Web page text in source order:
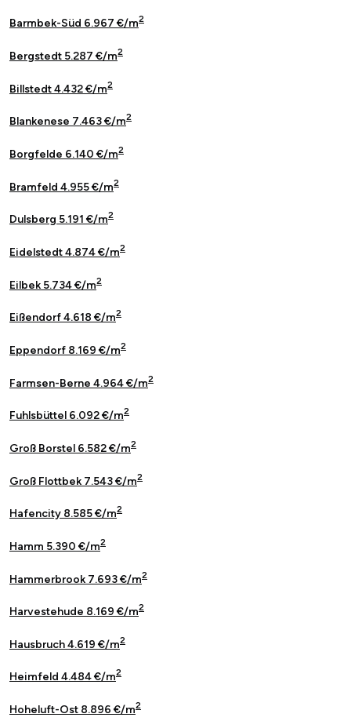
Barmbek-Süd 6.967 €/m2
Bergstedt 5.287 €/m2
Billstedt 4.432 €/m2
Blankenese 7.463 €/m2
Borgfelde 6.140 €/m2
Bramfeld 4.955 €/m2
Dulsberg 5.191 €/m2
Eidelstedt 4.874 €/m2
Eilbek 5.734 €/m2
Eißendorf 4.618 €/m2
Eppendorf 8.169 €/m2
Farmsen-Berne 4.964 €/m2
Fuhlsbüttel 6.092 €/m2
Groß Borstel 6.582 €/m2
Groß Flottbek 7.543 €/m2
Hafencity 8.585 €/m2
Hamm 5.390 €/m2
Hammerbrook 7.693 €/m2
Harvestehude 8.169 €/m2
Hausbruch 4.619 €/m2
Heimfeld 4.484 €/m2
Hoheluft-Ost 8.896 €/m2